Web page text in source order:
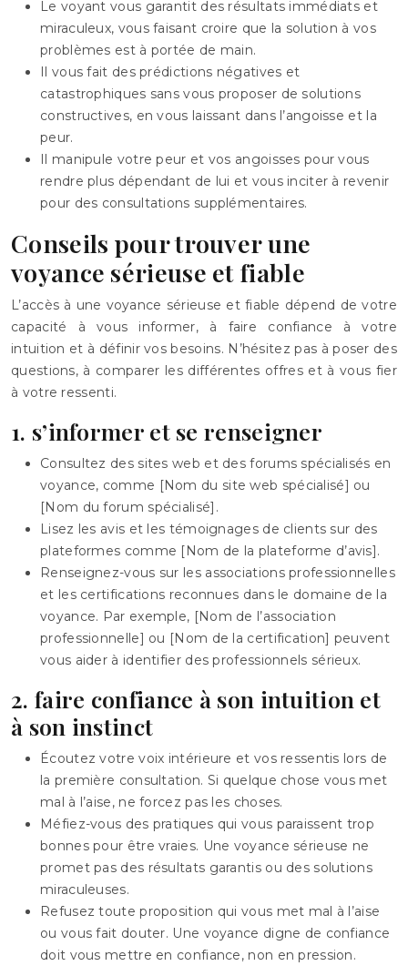
Le voyant vous garantit des résultats immédiats et
miraculeux, vous faisant croire que la solution à vos
problèmes est à portée de main.
Il vous fait des prédictions négatives et
catastrophiques sans vous proposer de solutions
constructives, en vous laissant dans l’angoisse et la
peur.
Il manipule votre peur et vos angoisses pour vous
rendre plus dépendant de lui et vous inciter à revenir
pour des consultations supplémentaires.
Conseils pour trouver une
voyance sérieuse et fiable
L’accès à une voyance sérieuse et fiable dépend de votre
capacité à vous informer, à faire confiance à votre
intuition et à définir vos besoins. N’hésitez pas à poser des
questions, à comparer les différentes offres et à vous fier
à votre ressenti.
1. s’informer et se renseigner
Consultez des sites web et des forums spécialisés en
voyance, comme [Nom du site web spécialisé] ou
[Nom du forum spécialisé].
Lisez les avis et les témoignages de clients sur des
plateformes comme [Nom de la plateforme d’avis].
Renseignez-vous sur les associations professionnelles
et les certifications reconnues dans le domaine de la
voyance. Par exemple, [Nom de l’association
professionnelle] ou [Nom de la certification] peuvent
vous aider à identifier des professionnels sérieux.
2. faire confiance à son intuition et
à son instinct
Écoutez votre voix intérieure et vos ressentis lors de
la première consultation. Si quelque chose vous met
mal à l’aise, ne forcez pas les choses.
Méfiez-vous des pratiques qui vous paraissent trop
bonnes pour être vraies. Une voyance sérieuse ne
promet pas des résultats garantis ou des solutions
miraculeuses.
Refusez toute proposition qui vous met mal à l’aise
ou vous fait douter. Une voyance digne de confiance
doit vous mettre en confiance, non en pression.